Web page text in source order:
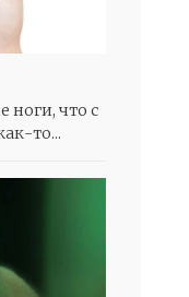
ноги, что с
то...